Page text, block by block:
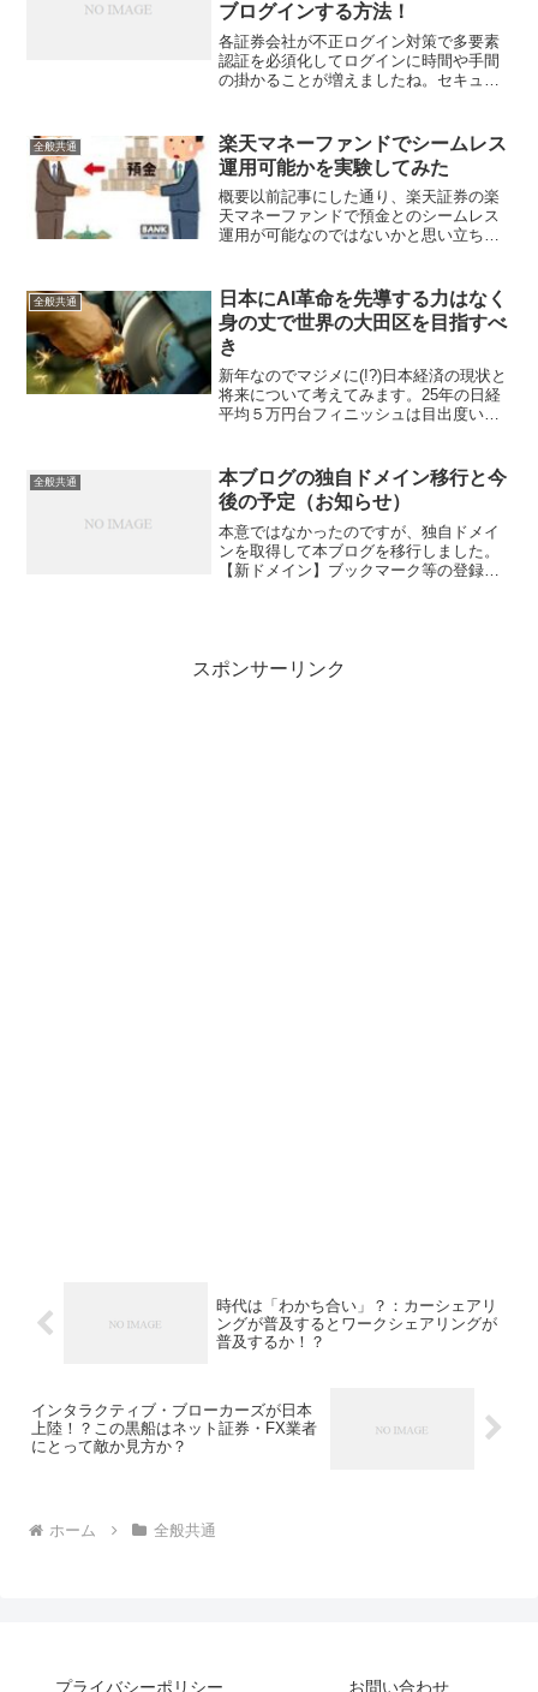
ブログインする方法！
各証券会社が不正ログイン対策で多要素
認証を必須化してログインに時間や手間
の掛かることが増えましたね。セキュリ
う少しなんとかならないのかと思うこと
も多々。私の場合は特に面...
全般共通
楽天マネーファンドでシームレス
運用可能かを実験してみた
概要以前記事にした通り、楽天証券の楽
天マネーファンドで預金とのシームレス
運用が可能なのではないかと思い立ち、
で、楽天マネーファンドに小額を入れて
みて、一定期間運用した...
全般共通
日本にAI革命を先導する力はなく
身の丈で世界の大田区を目指すべ
き
新年なのでマジメに(!?)日本経済の現状と
将来について考えてみます。25年の日経
平均５万円台フィニッシュは目出度い！
た後に停滞したものの、大納会では５万
円台を回復...
全般共通
本ブログの独自ドメイン移行と今
後の予定（お知らせ）
本意ではなかったのですが、独自ドメイ
ンを取得して本ブログを移行しました。
【新ドメイン】ブックマーク等の登録が
スポンサーリンク
時代は「わかち合い」？：カーシェアリ
ングが普及するとワークシェアリングが
普及するか！？
インタラクティブ・ブローカーズが日本
上陸！？この黒船はネット証券・FX業者
にとって敵か見方か？
ホーム 全般共通
プライバシーポリシー お問い合わせ